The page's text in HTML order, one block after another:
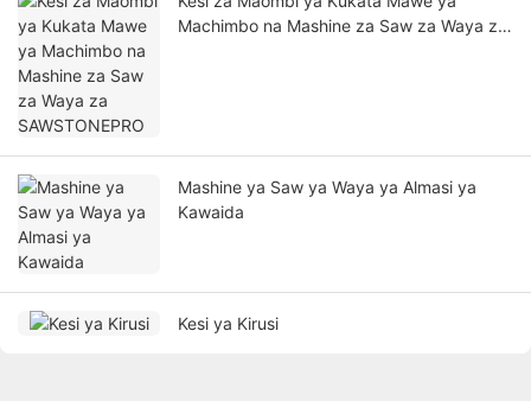
Machimbo na Mashine za Saw za Waya za
Mashine ya Saw ya Waya ya Almasi ya
Kawaida
Kesi ya Kirusi